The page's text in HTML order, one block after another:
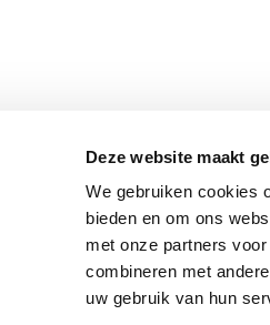
Deze website maakt
We gebruiken cookies
bieden en om ons
met onze partners
combineren met
uw gebruik van hun